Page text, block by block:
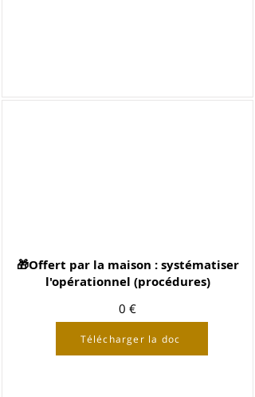
🎁Offert par la maison : systématiser
l'opérationnel (procédures)
0 €
Télécharger la doc